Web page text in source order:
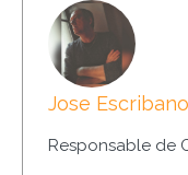
Jose Escribano
Responsable de